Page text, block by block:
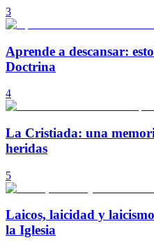
3
Aprende a descansar:
Doctrina
4
La Cristiada: una
heridas
5
Laicos, laicidad y
la Iglesia